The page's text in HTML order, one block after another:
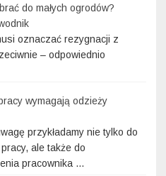
do małych ogrodów?
oznaczać rezygnacji z
– odpowiednio
wymagają odzieży
przykładamy nie tylko do
ale także do
pracownika …